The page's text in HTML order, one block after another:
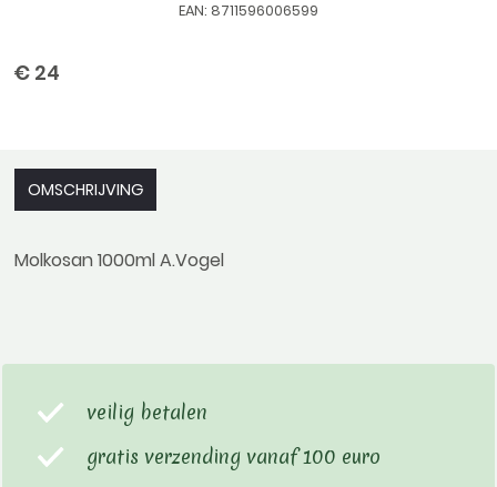
EAN: 8711596006599
€ 24
OMSCHRIJVING
Molkosan 1000ml A.Vogel
veilig betalen
gratis verzending vanaf 100 euro